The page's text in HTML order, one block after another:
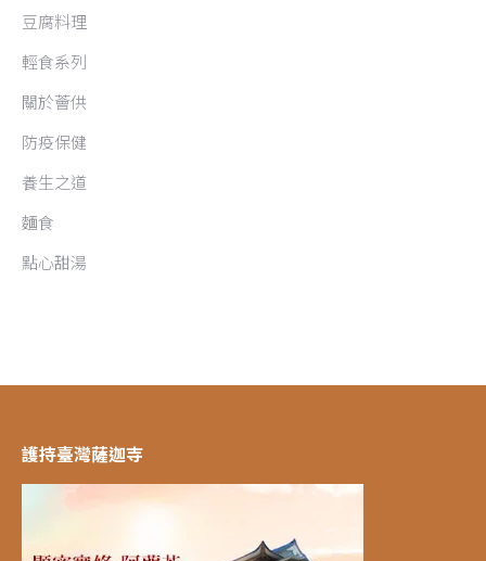
豆腐料理
輕食系列
關於薈供
防疫保健
養生之道
麵食
點心甜湯
護持臺灣薩迦寺